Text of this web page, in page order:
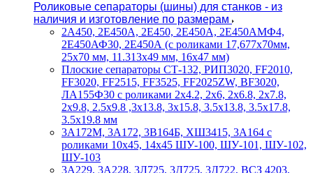
Роликовые сепараторы (шины) для станков - из
наличия и изготовление по размерам
2А450, 2Е450А, 2Е450, 2Е450А, 2Е450АМФ4,
2Е450АФ30, 2Е450А (с роликами 17,677х70мм,
25х70 мм, 11.313х49 мм, 16х47 мм)
Плоские сепараторы СТ-132, РИП3020, FF2010,
FF3020, FF2515, FF3525, FF2025ZW, BF3020,
ЛА155Ф30 с роликами 2х4.2, 2х6, 2х6.8, 2х7.8,
2х9.8, 2.5х9.8 ,3х13.8, 3х15.8, 3.5х13.8, 3.5х17.8,
3.5х19.8 мм
3А172М, 3А172, 3В164Б, ХШ3415, 3А164 с
роликами 10х45, 14х45 ШУ-100, ШУ-101, ШУ-102,
ШУ-103
3А229, 3А228, 3Л725, 3Д725, 3Д722, ВСЗ 4203,